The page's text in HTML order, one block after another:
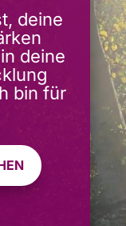
deine
deine
bin für